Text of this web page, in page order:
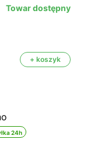
Towar dostępny
+ koszyk
24h